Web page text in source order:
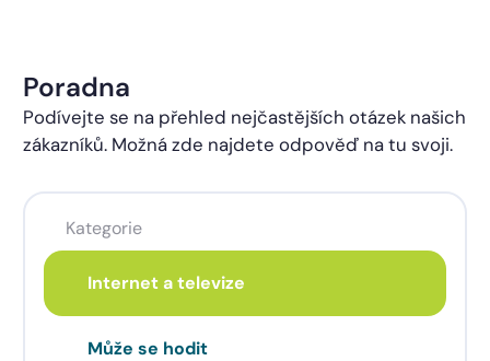
Poradna
Podívejte se na přehled nejčastějších otázek našich
zákazníků. Možná zde najdete odpověď na tu svoji.
Kategorie
Internet a televize
Může se hodit